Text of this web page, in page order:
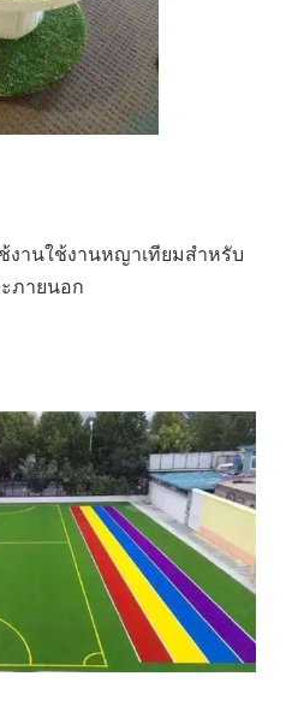
งานใช้งานหญาเทียมสำหรับ
ภายนอก